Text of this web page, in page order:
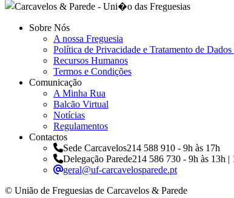
Sobre Nós
A nossa Freguesia
Política de Privacidade e Tratamento de Dados
Recursos Humanos
Termos e Condições
Comunicação
A Minha Rua
Balcão Virtual
Notícias
Regulamentos
Contactos
Sede Carcavelos214 588 910 - 9h às 17h
Delegação Parede214 586 730 - 9h às 13h |
geral@uf-carcavelosparede.pt
© União de Freguesias de Carcavelos & Parede